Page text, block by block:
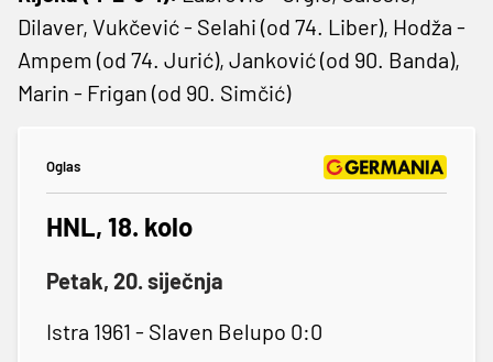
Dilaver, Vukčević - Selahi (od 74. Liber), Hodža -
Ampem (od 74. Jurić), Janković (od 90. Banda),
Marin - Frigan (od 90. Simčić)
Oglas
HNL, 18. kolo
Petak, 20. siječnja
Istra 1961 - Slaven Belupo 0:0